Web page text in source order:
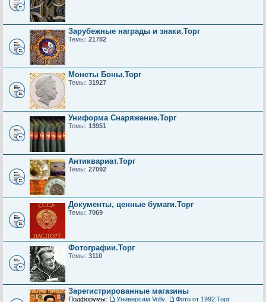
Зарубежные награды и знаки.Торг
Темы: 21782
Монеты Боны.Торг
Темы: 31927
Униформа Снаряжение.Торг
Темы: 13951
Антиквариат.Торг
Темы: 27092
Документы, ценные бумаги.Торг
Темы: 7069
Фотографии.Торг
Темы: 3110
Зарегистрированные магазины
Подфорумы: Универсам Volly
Фото от 1992.Торг